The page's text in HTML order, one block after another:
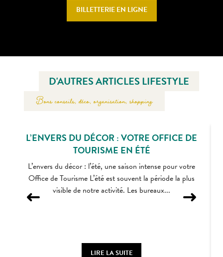
BILLETTERIE EN LIGNE
D'AUTRES ARTICLES LIFESTYLE
Bons conseils, déco, organisation, shopping
L’ENVERS DU DÉCOR : VOTRE OFFICE DE
TOURISME EN ÉTÉ
L’envers du décor : l’été, une saison intense pour votre
Office de Tourisme L’été est souvent la période la plus
visible de notre activité. Les bureaux...
LIRE LA SUITE